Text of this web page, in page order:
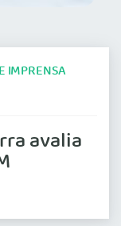
IMPRENSA
avalia